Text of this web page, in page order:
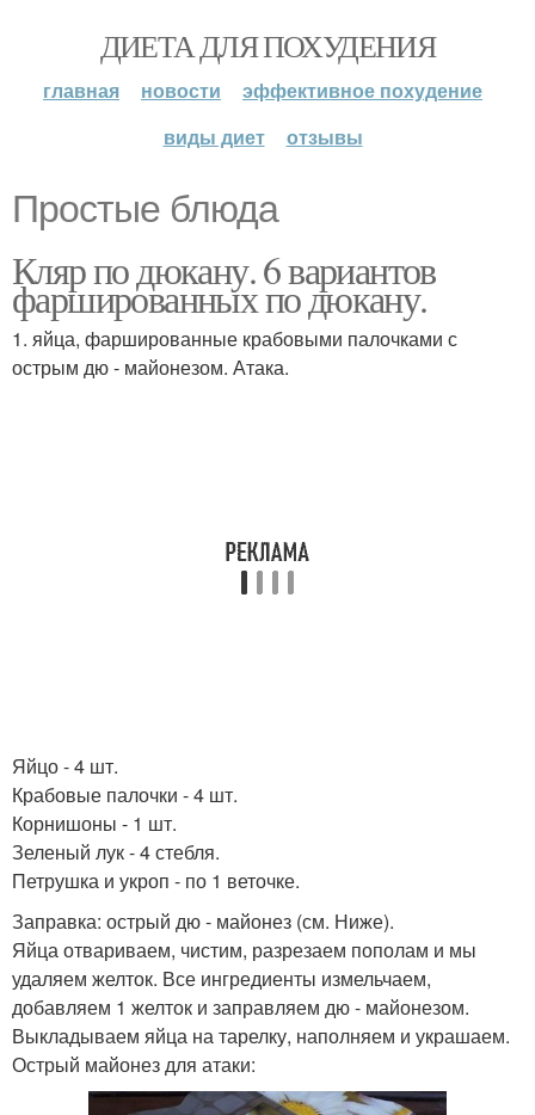
ДИЕТА ДЛЯ ПОХУДЕНИЯ
главная новости
эффективное похудение
виды диет
отзывы
Простые блюда
Кляр по дюкану. 6 вариантов
фаршированных по дюкану.
1. яйца, фаршированные крабовыми палочками с
острым дю - майонезом. Атака.
Яйцо - 4 шт.
Крабовые палочки - 4 шт.
Корнишоны - 1 шт.
Зеленый лук - 4 стебля.
Петрушка и укроп - по 1 веточке.
Заправка: острый дю - майонез (см. Ниже).
Яйца отвариваем, чистим, разрезаем пополам и мы
удаляем желток. Все ингредиенты измельчаем,
добавляем 1 желток и заправляем дю - майонезом.
Выкладываем яйца на тарелку, наполняем и украшаем.
Острый майонез для атаки: